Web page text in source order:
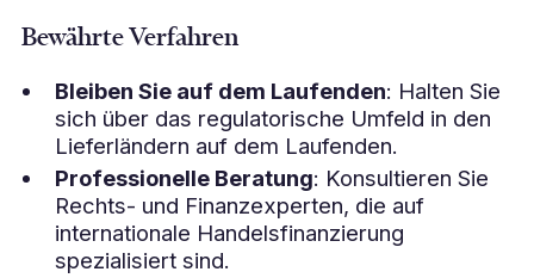
Bewährte Verfahren
Bleiben Sie auf dem Laufenden: Halten Sie
sich über das regulatorische Umfeld in den
Lieferländern auf dem Laufenden.
Professionelle Beratung: Konsultieren Sie
Rechts- und Finanzexperten, die auf
internationale Handelsfinanzierung
spezialisiert sind.